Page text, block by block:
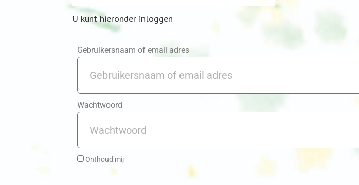
U kunt hieronder inloggen
Gebruikersnaam of email adres
Wachtwoord
Onthoud mij